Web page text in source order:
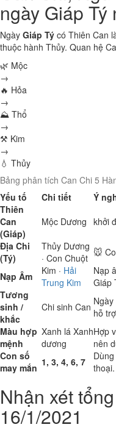
ngày Giáp
Ngày Giáp Tý có Thiên Can
thuộc hành Thủy. Quan hệ
🌿 Mộc
→
🔥 Hỏa
→
⛰ Thổ
→
⚒ Kim
→
💧 Thủy
Bảng phân tích Can Chi 5
Yếu tố
Chi tiết
Ý
Thiên
Can
(Giáp)
Mộc Dương khởi
Địa Chi
(Tý)
Thủy Dương
· Con Chuột 🐭
Nạp Âm
Kim · Hải
Trung Kim
Nạp
Giáp
Tương
sinh /
khắc
Chi sinh Can hỗ
Màu hợp
mệnh
Xanh lá Xanh
dương
Hợp
nên
Con số
may mắn 1, 3, 4, 6, 7
thoại.
Nhận xét
16/1/2021